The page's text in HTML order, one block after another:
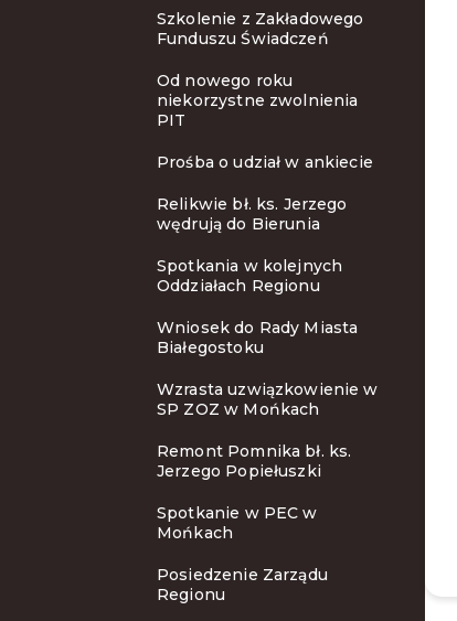
Szkolenie z Zakładowego
Funduszu Świadczeń
Od nowego roku
niekorzystne zwolnienia
PIT
Prośba o udział w ankiecie
Relikwie bł. ks. Jerzego
wędrują do Bierunia
Spotkania w kolejnych
Oddziałach Regionu
Wniosek do Rady Miasta
Białegostoku
Wzrasta uzwiązkowienie w
SP ZOZ w Mońkach
Remont Pomnika bł. ks.
Jerzego Popiełuszki
Spotkanie w PEC w
Mońkach
Posiedzenie Zarządu
Regionu